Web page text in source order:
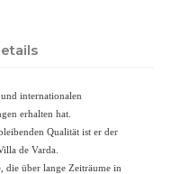
internationalen
erhalten hat.
Qualität ist er der
de Varda.
die über lange Zeiträume in